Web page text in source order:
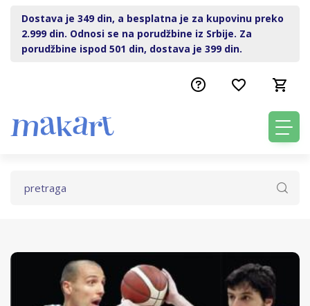
Dostava je 349 din, a besplatna je za kupovinu preko
2.999 din. Odnosi se na porudžbine iz Srbije. Za
porudžbine ispod 501 din, dostava je 399 din.